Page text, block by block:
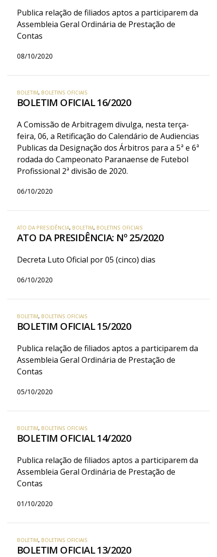
Publica relação de filiados aptos a participarem da
Assembleia Geral Ordinária de Prestação de
Contas
08/10/2020
BOLETIM, BOLETINS OFICIAIS
BOLETIM OFICIAL 16/2020
A Comissão de Arbitragem divulga, nesta terça-
feira, 06, a Retificação do Calendário de Audiencias
Publicas da Designação dos Árbitros para a 5ª e 6ª
rodada do Campeonato Paranaense de Futebol
Profissional 2ª divisão de 2020.
06/10/2020
ATO DA PRESIDÊNCIA, BOLETIM, BOLETINS OFICIAIS
ATO DA PRESIDÊNCIA: Nº 25/2020
Decreta Luto Oficial por 05 (cinco) dias
06/10/2020
BOLETIM, BOLETINS OFICIAIS
BOLETIM OFICIAL 15/2020
Publica relação de filiados aptos a participarem da
Assembleia Geral Ordinária de Prestação de
Contas
05/10/2020
BOLETIM, BOLETINS OFICIAIS
BOLETIM OFICIAL 14/2020
Publica relação de filiados aptos a participarem da
Assembleia Geral Ordinária de Prestação de
Contas
01/10/2020
BOLETIM, BOLETINS OFICIAIS
BOLETIM OFICIAL 13/2020